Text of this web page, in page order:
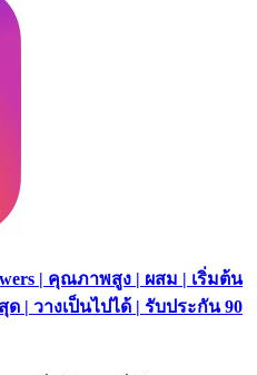
| คุณภาพสูง | ผสม | เริ่มต้น
ด | วางเป็นไปได้ | รับประกัน 90